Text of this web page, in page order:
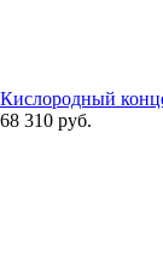
Кислородный
68 310 руб.